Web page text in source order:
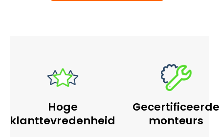
Hoge
klanttevredenheid
Gecertificeerde
monteurs